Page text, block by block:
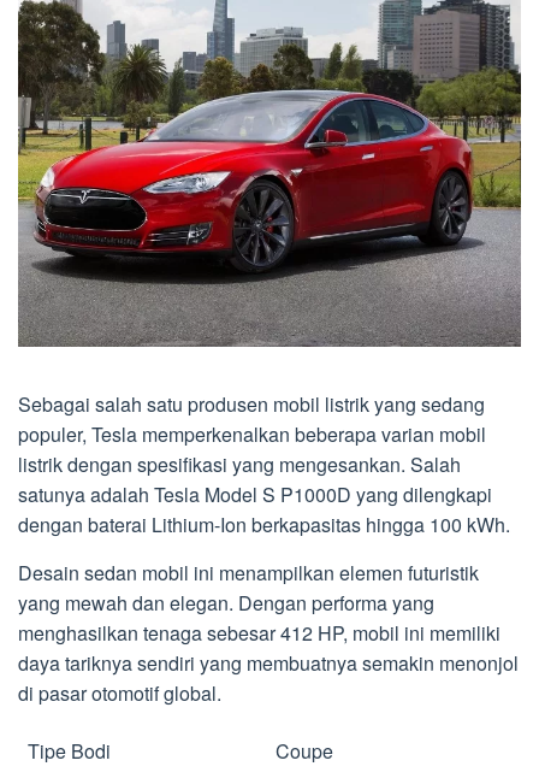
Sebagai salah satu produsen mobil listrik yang sedang
populer, Tesla memperkenalkan beberapa varian mobil
listrik dengan spesifikasi yang mengesankan. Salah
satunya adalah Tesla Model S P1000D yang dilengkapi
dengan baterai Lithium-Ion berkapasitas hingga 100 kWh.
Desain sedan mobil ini menampilkan elemen futuristik
yang mewah dan elegan. Dengan performa yang
menghasilkan tenaga sebesar 412 HP, mobil ini memiliki
daya tariknya sendiri yang membuatnya semakin menonjol
di pasar otomotif global.
Tipe Bodi
Coupe